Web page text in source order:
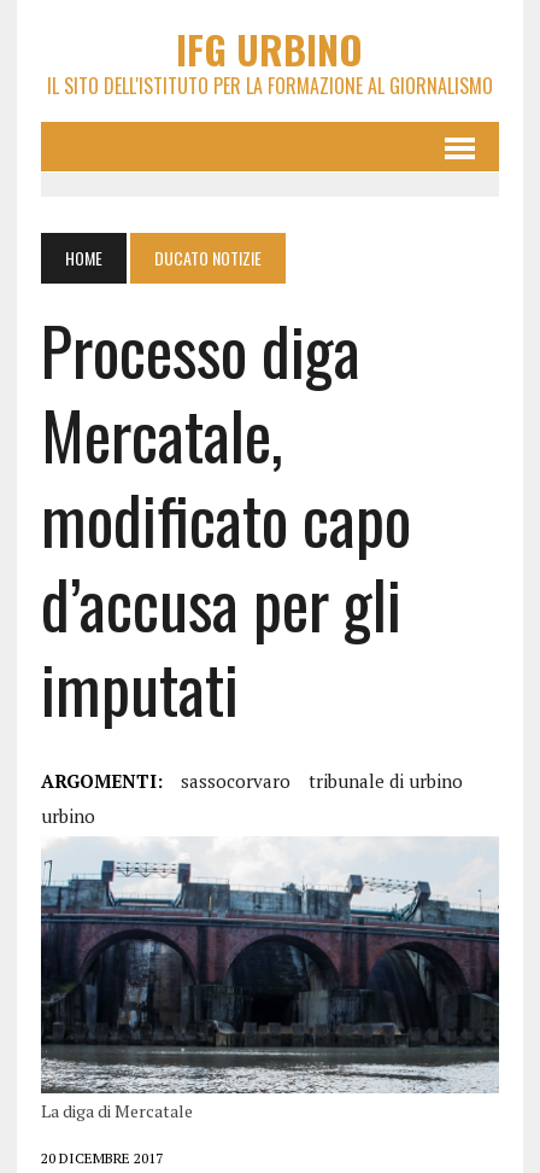
IFG URBINO
IL SITO DELL'ISTITUTO PER LA FORMAZIONE AL GIORNALISMO
HOME DUCATO NOTIZIE
Processo diga
Mercatale,
modificato capo
d’accusa per gli
imputati
ARGOMENTI: sassocorvaro
tribunale di urbino
urbino
La diga di Mercatale
20 DICEMBRE 2017